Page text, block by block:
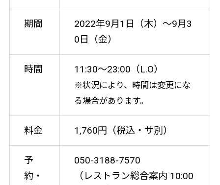
期間
2022年9月1日（木）～9月3
0日（金）
時間 11:30～23:00（L.O）
※状況により、時間は変更にな
る場合があります。
料金 1,760円（税込・サ別）
予
約・
050-3188-7570
（レストラン総合案内 10:00